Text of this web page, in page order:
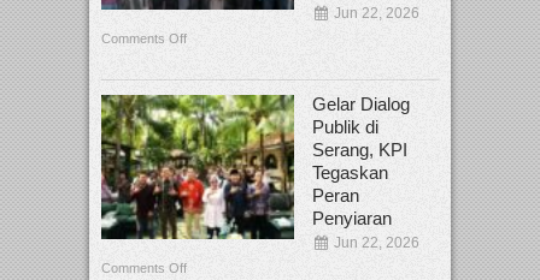
Jun 22, 2026
Comments Off
Gelar Dialog
Publik di
Serang, KPI
Tegaskan
Peran
Penyiaran
Jun 22, 2026
Comments Off